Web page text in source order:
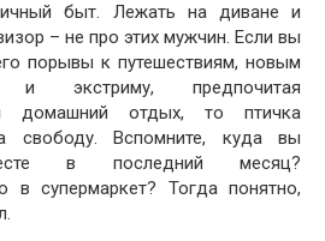
быт. Лежать на диване и
– не про этих мужчин. Если вы
порывы к путешествиям, новым
и экстриму, предпочитая
домашний отдых, то птичка
свободу. Вспомните, куда вы
в последний месяц?
в супермаркет? Тогда понятно,